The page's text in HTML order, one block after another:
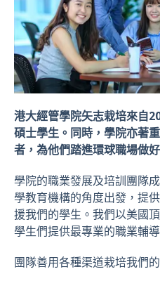
港大經管學院矢志栽培來自
碩士學生。同時，學院亦著
者，為他們踏進環球職場做
學院的職業發展及培訓團隊
學教育機構的角度出發，提
援我們的學生。我們以美國
學生們提供最專業的職業輔
團隊善用各種渠道栽培我們的